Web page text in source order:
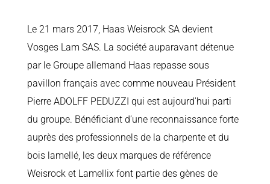
Le 21 mars 2017, Haas Weisrock SA devient
Vosges Lam SAS. La société auparavant détenue
par le Groupe allemand Haas repasse sous
pavillon français avec comme nouveau Président
Pierre ADOLFF PEDUZZI qui est aujourd'hui parti
du groupe. Bénéficiant d’une reconnaissance forte
auprès des professionnels de la charpente et du
bois lamellé, les deux marques de référence
Weisrock et Lamellix font partie des gènes de